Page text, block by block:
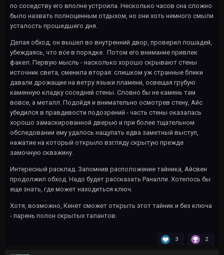
по соседству его вполне устроила. Несколько часов сна сложно
было назвать полноценным отдыхом, но они хоть немного смыли
усталость прошедшего дня.
Делая обход, он вышел во внутренний двор, проверил лошадей,
убеждаясь, что все в порядке. Потом его внимание привлек
факел. Первую мысль - насколько хорошо скрывают стены
источник света, сменила вторая: слишком уж странные блики
давали дрожащие на ветру языки пламени, освещая грубую
каменную кладку соседней стены. Словно бы не камень там
вовсе, а металл. Подойдя и внимательно осмотрев стену, Айс
убедился в правдивости подозрений - часть стены оказалась
хорошо замаскированной дверью и при более тщательном
обследовании ему удалось нащупать едва заметный выступ,
нажатие на который открыло взгляду скрытую прежде
замочную скважину.
Интересный расклад. Запомнив расположение тайника, Айсвен
продолжил обход. Надо будет рассказать Раналли. Хотелось бы
еще знать, где может находиться ключ.
Хотя, возможно, Кенет сможет открыть этот тайник и без ключа
- парень полон скрытых талантов.
3 2